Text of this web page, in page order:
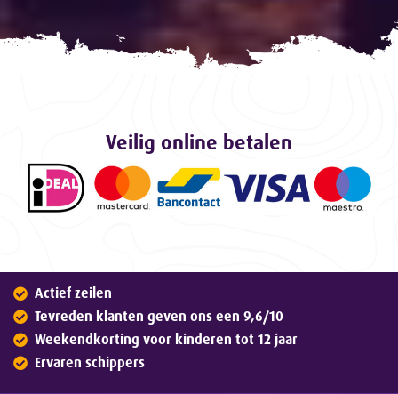
Veilig online betalen
Actief zeilen
Tevreden klanten geven ons een 9,6/10
Weekendkorting voor kinderen tot 12 jaar
Ervaren schippers